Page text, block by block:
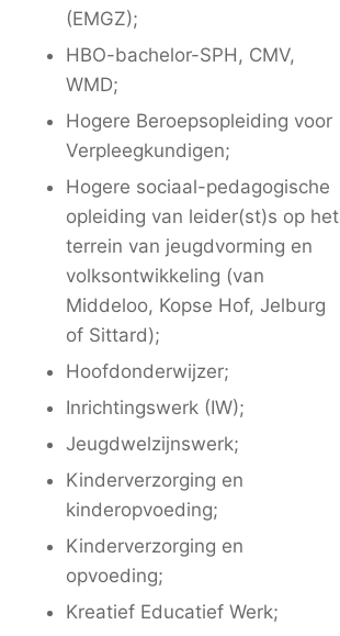
(EMGZ);
HBO-bachelor-SPH, CMV,
WMD;
Hogere Beroepsopleiding voor
Verpleegkundigen;
Hogere sociaal-pedagogische
opleiding van leider(st)s op het
terrein van jeugdvorming en
volksontwikkeling (van
Middeloo, Kopse Hof, Jelburg
of Sittard);
Hoofdonderwijzer;
Inrichtingswerk (IW);
Jeugdwelzijnswerk;
Kinderverzorging en
kinderopvoeding;
Kinderverzorging en
opvoeding;
Kreatief Educatief Werk;